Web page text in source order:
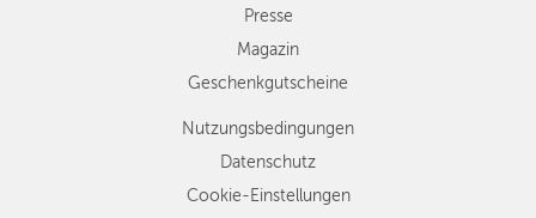
Presse
Magazin
Geschenkgutscheine
Nutzungsbedingungen
Datenschutz
Cookie-Einstellungen